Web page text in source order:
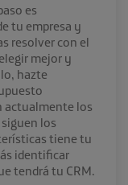
es
tu empresa y
resolver con el
mejor y
hazte
actualmente los
los
tiene tu
identificar
tendrá tu CRM.